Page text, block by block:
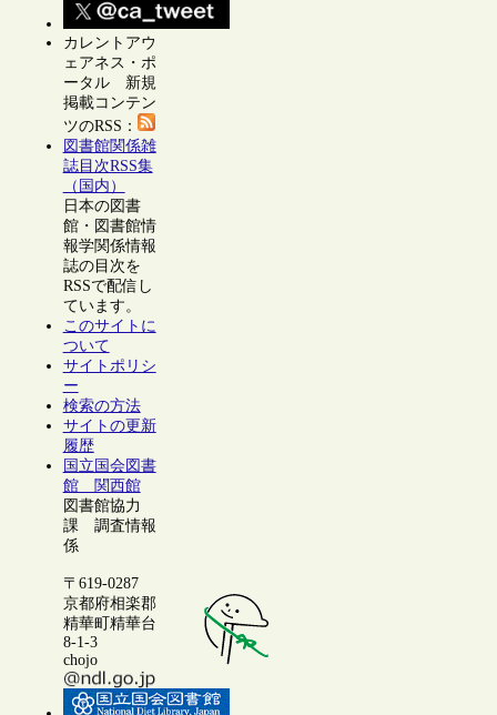
カレントアウ
ェアネス・ポ
ータル 新規
掲載コンテン
ツのRSS：
図書館関係雑
誌目次RSS集
（国内）
日本の図書
館・図書館情
報学関係情報
誌の目次を
RSSで配信し
ています。
このサイトに
ついて
サイトポリシ
ー
検索の方法
サイトの更新
履歴
国立国会図書
館 関西館
図書館協力
課 調査情報
係
〒619-0287
京都府相楽郡
精華町精華台
8-1-3
chojo